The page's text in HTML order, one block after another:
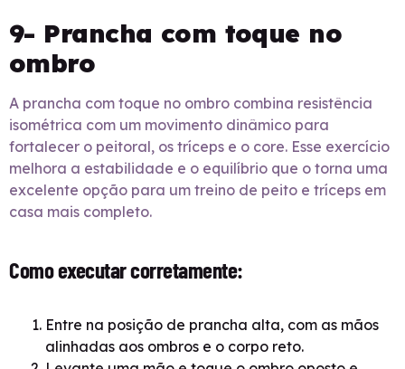
9- Prancha com toque no
ombro
A prancha com toque no ombro combina resistência
isométrica com um movimento dinâmico para
fortalecer o peitoral, os tríceps e o core. Esse exercício
melhora a estabilidade e o equilíbrio que o torna uma
excelente opção para um treino de peito e tríceps em
casa mais completo.
Como executar corretamente:
Entre na posição de prancha alta, com as mãos
alinhadas aos ombros e o corpo reto.